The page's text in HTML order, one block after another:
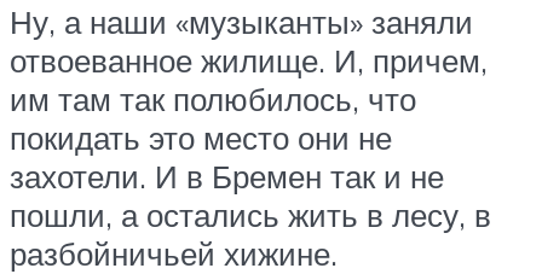
Ну, а наши «музыканты» заняли
отвоеванное жилище. И, причем,
им там так полюбилось, что
покидать это место они не
захотели. И в Бремен так и не
пошли, а остались жить в лесу, в
разбойничьей хижине.